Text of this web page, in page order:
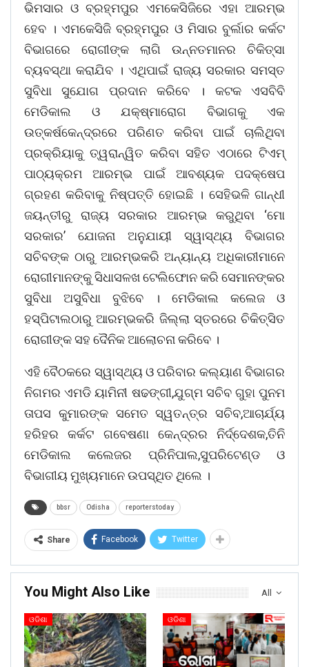
ଭିମସାର ଓ ବ୍ରହ୍ମପୁର ଏମକେସିଜିରେ ଏହା ଆରମ୍ଭ
ହେବ । ଏମକେସିଜି ବ୍ରହ୍ମପୁର ଓ ମିସାର ବୁର୍ଲାର କର୍କଟ
ବିଭାଗରେ ରୋଗୀଙ୍କ ଲାଗି ଉନ୍ନତମାନର ଚିକିତ୍ସା
ବ୍ୟବସ୍ଥା କରାଯିବ । ଏଥିପାଇଁ ରାଜ୍ୟ ସରକାର ସମସ୍ତ
ସୁବିଧା ସୁଯୋଗ ପ୍ରଦାନ କରିବେ । କଟକ ଏସବିବି
ମେଡିକାଲ ଓ ଯକ୍ଷ୍ମାରୋଗ ବିଭାଗକୁ ଏକ
ଉତ୍କର୍ଷକେନ୍ଦ୍ରରେ ପରିଣତ କରିବା ପାଇଁ ଚାଲିଥିବା
ପ୍ରକ୍ରିୟାକୁ ତ୍ୱରାନ୍ୱିତ କରିବା ସହିତ ଏଠାରେ ଟିଏମ୍
ପାଠ୍ୟକ୍ରମ ଆରମ୍ଭ ପାଇଁ ଆବଶ୍ୟକ ପଦକ୍ଷେପ
ଗ୍ରହଣ କରିବାକୁ ନିଷ୍ପତ୍ତି ହୋଇଛି । ସେହିଭଳି ଗାନ୍ଧୀ
ଜୟନ୍ତୀରୁ ରାଜ୍ୟ ସରକାର ଆରମ୍ଭ କରୁଥିବା ‘ମୋ
ସରକାର’ ଯୋଜନା ଅନୁଯାୟୀ ସ୍ୱାସ୍ଥ୍ୟ ବିଭାଗର
ସଚିବଙ୍କ ଠାରୁ ଆରମ୍ଭକରି ଅନ୍ୟାନ୍ୟ ଅଧିକାରୀମାନେ
ରୋଗୀମାନଙ୍କୁ ସିଧାସଳଖ ଟେଲିଫୋନ କରି ସେମାନଙ୍କର
ସୁବିଧା ଅସୁବିଧା ବୁଝିବେ । ମେଡିକାଲ କଲେଜ ଓ
ହସ୍ପିଟାଲଠାରୁ ଆରମ୍ଭକରି ଜିଲ୍ଲା ସ୍ତରରେ ଚିକିତ୍ସିତ
ରୋଗୀଙ୍କ ସହ ଦୈନିକ ଆଲୋଚନା କରିବେ ।
ଏହି ବୈଠକରେ ସ୍ୱାସ୍ଥ୍ୟ ଓ ପରିବାର କଲ୍ୟାଣ ବିଭାଗର
ନିଗମର ଏମଡି ୟାମିନୀ ଷଢଙ୍ଗୀ,ଯୁଗ୍ମ ସଚିବ ଗୁହା ପୁନମ
ତାପସ କୁମାରଙ୍କ ସମେତ ସ୍ୱତନ୍ତ୍ର ସଚିବ,ଆଚାର୍ଯ୍ୟ
ହରିହର କର୍କଟ ଗବେଷଣା କେନ୍ଦ୍ରର ନିର୍ଦ୍ଦେଶକ,ତିନି
ମେଡିକାଲ କଲେଜର ପ୍ରିନିପାଲ,ସୁପରିଟେଣ୍ଡ ଓ
ବିଭାଗୀୟ ମୁଖ୍ୟମାନେ ଉପସ୍ଥିତ ଥିଲେ ।
bbsr Odisha reporterstoday
Share Facebook Twitter
All
You Might Also Like
ଓଡିଶା ଓଡିଶା